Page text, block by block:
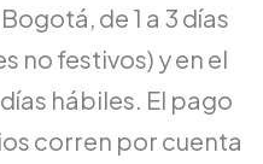
de 1 a 3 días
no festivos) y en el
hábiles. El pago
corren por cuenta